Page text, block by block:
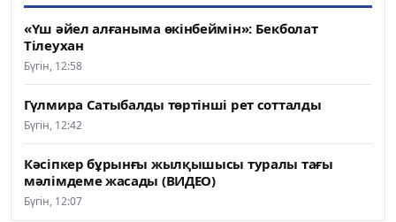
«Үш әйел алғаныма өкінбеймін»: Бекболат
Тілеухан
Бүгін, 12:58
Гүлмира Сатыбалды төртінші рет сотталды
Бүгін, 12:42
Кәсіпкер бұрынғы жылқышысы туралы тағы
мәлімдеме жасады (ВИДЕО)
Бүгін, 12:07